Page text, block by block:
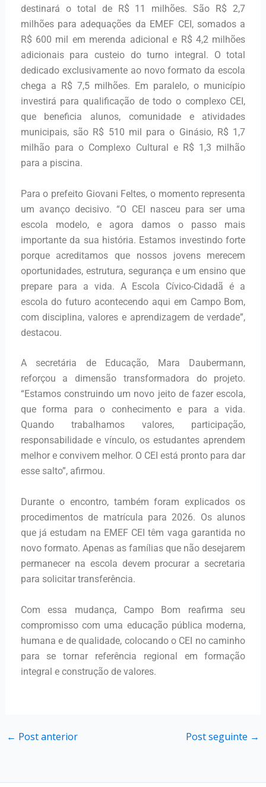
destinará o total de R$ 11 milhões. São R$ 2,7
milhões para adequações da EMEF CEI, somados a
R$ 600 mil em merenda adicional e R$ 4,2 milhões
adicionais para custeio do turno integral. O total
dedicado exclusivamente ao novo formato da escola
chega a R$ 7,5 milhões. Em paralelo, o município
investirá para qualificação de todo o complexo CEI,
que beneficia alunos, comunidade e atividades
municipais, são R$ 510 mil para o Ginásio, R$ 1,7
milhão para o Complexo Cultural e R$ 1,3 milhão
para a piscina.
Para o prefeito Giovani Feltes, o momento representa
um avanço decisivo. “O CEI nasceu para ser uma
escola modelo, e agora damos o passo mais
importante da sua história. Estamos investindo forte
porque acreditamos que nossos jovens merecem
oportunidades, estrutura, segurança e um ensino que
prepare para a vida. A Escola Cívico-Cidadã é a
escola do futuro acontecendo aqui em Campo Bom,
com disciplina, valores e aprendizagem de verdade”,
destacou.
A secretária de Educação, Mara Daubermann,
reforçou a dimensão transformadora do projeto.
“Estamos construindo um novo jeito de fazer escola,
que forma para o conhecimento e para a vida.
Quando trabalhamos valores, participação,
responsabilidade e vínculo, os estudantes aprendem
melhor e convivem melhor. O CEI está pronto para dar
esse salto”, afirmou.
Durante o encontro, também foram explicados os
procedimentos de matrícula para 2026. Os alunos
que já estudam na EMEF CEI têm vaga garantida no
novo formato. Apenas as famílias que não desejarem
permanecer na escola devem procurar a secretaria
para solicitar transferência.
Com essa mudança, Campo Bom reafirma seu
compromisso com uma educação pública moderna,
humana e de qualidade, colocando o CEI no caminho
para se tornar referência regional em formação
integral e construção de valores.
← Post anterior Post seguinte →